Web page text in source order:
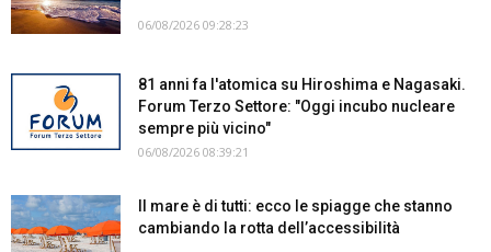
06/08/2026 09:28:23
81 anni fa l'atomica su Hiroshima e Nagasaki.
Forum Terzo Settore: "Oggi incubo nucleare
sempre più vicino"
06/08/2026 08:39:21
Il mare è di tutti: ecco le spiagge che stanno
cambiando la rotta dell’accessibilità